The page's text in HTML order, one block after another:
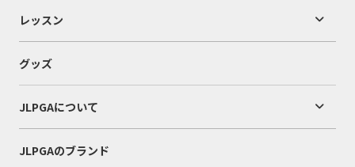
レッスン
グッズ
JLPGAについて
JLPGAのブランド